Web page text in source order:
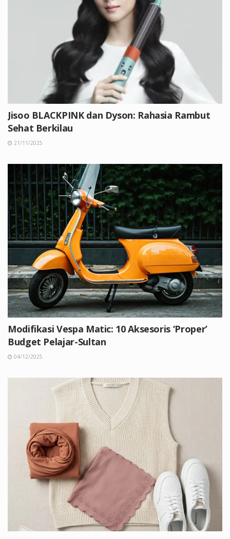
Jisoo BLACKPINK dan Dyson: Rahasia Rambut
Sehat Berkilau
21/11/2025
Modifikasi Vespa Matic: 10 Aksesoris ‘Proper’
Budget Pelajar-Sultan
04/12/2025